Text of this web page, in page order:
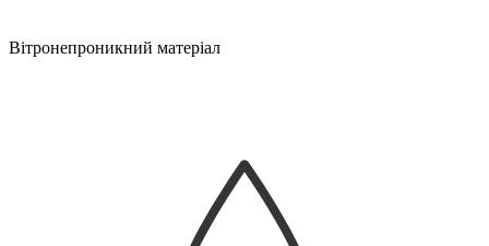
Вітронепроникний матеріал